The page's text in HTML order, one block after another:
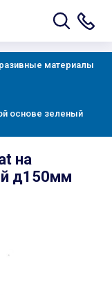
материалы
основе зеленый
на
д150мм